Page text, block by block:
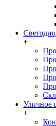
+
Уличное
+